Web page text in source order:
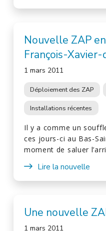
Nouvelle ZAP
François-
1 mars 2011
Déploiement des ZAP
Installations récentes
Il y a comme un
ces jours-ci au Bas-
moment de saluer
Lire la nouvelle
Une nouvelle
1 mars 2011